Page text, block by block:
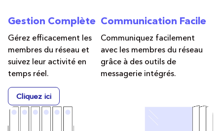
Gestion Complète
Gérez efficacement les
membres du réseau et
suivez leur activité en
temps réel.
Communication Facile
Communiquez facilement
avec les membres du réseau
grâce à des outils de
messagerie intégrés.
Cliquez ici